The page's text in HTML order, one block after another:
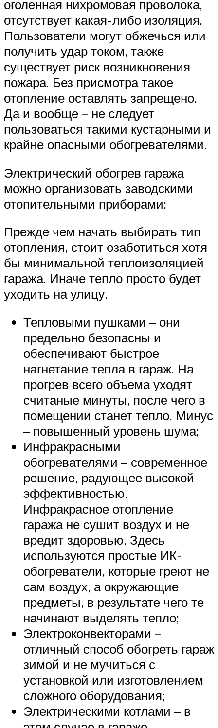
оголенная нихромовая проволока,
отсутствует какая-либо изоляция.
Пользователи могут обжечься или
получить удар током, также
существует риск возникновения
пожара. Без присмотра такое
отопление оставлять запрещено.
Да и вообще – не следует
пользоваться такими кустарными и
крайне опасными обогревателями.
Электрический обогрев гаража
можно организовать заводскими
отопительными приборами:
Прежде чем начать выбирать тип
отопления, стоит озаботиться хотя
бы минимальной теплоизоляцией
гаража. Иначе тепло просто будет
уходить на улицу.
Тепловыми пушками – они
предельно безопасны и
обеспечивают быстрое
нагнетание тепла в гараж. На
прогрев всего объема уходят
считаные минуты, после чего в
помещении станет тепло. Минус
– повышенный уровень шума;
Инфракрасными
обогревателями – современное
решение, радующее высокой
эффективностью.
Инфракрасное отопление
гаража не сушит воздух и не
вредит здоровью. Здесь
используются простые ИК-
обогреватели, которые греют не
сам воздух, а окружающие
предметы, в результате чего те
начинают выделять тепло;
Электроконвекторами –
отличный способ обогреть гараж
зимой и не мучиться с
установкой или изготовлением
сложного оборудования;
Электрическими котлами – в